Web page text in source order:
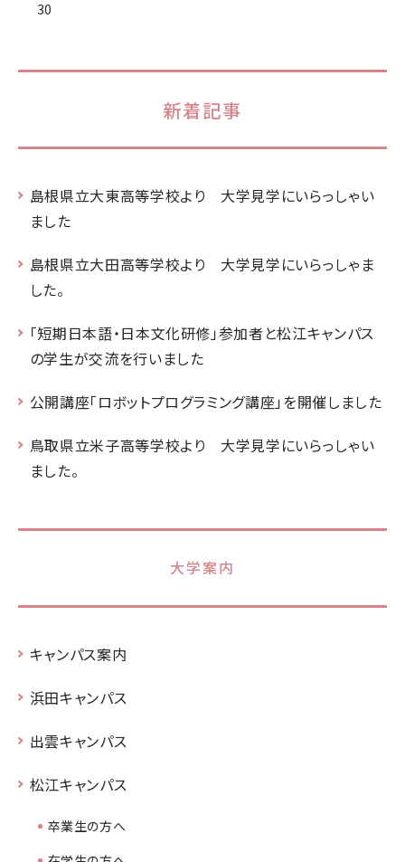
30
新着記事
島根県立大東高等学校より 大学見学にいらっしゃい
ました
島根県立大田高等学校より 大学見学にいらっしゃま
した。
「短期日本語・日本文化研修」参加者と松江キャンパス
の学生が交流を行いました
公開講座「ロボットプログラミング講座」を開催しました
鳥取県立米子高等学校より 大学見学にいらっしゃい
ました。
大学案内
キャンパス案内
浜田キャンパス
出雲キャンパス
松江キャンパス
卒業生の方へ